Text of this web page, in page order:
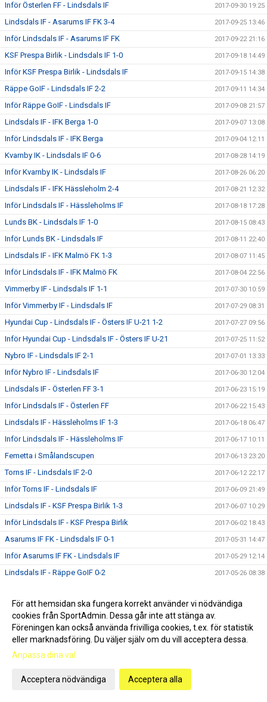
Inför Österlen FF - Lindsdals IF 2017-09-30 19:25
Lindsdals IF - Asarums IF FK 3-4 2017-09-25 13:46
Inför Lindsdals IF - Asarums IF FK 2017-09-22 21:16
KSF Prespa Birlik - Lindsdals IF 1-0 2017-09-18 14:49
Inför KSF Prespa Birlik - Lindsdals IF 2017-09-15 14:38
Räppe GoIF - Lindsdals IF 2-2 2017-09-11 14:34
Inför Räppe GoIF - Lindsdals IF 2017-09-08 21:57
Lindsdals IF - IFK Berga 1-0 2017-09-07 13:08
Inför Lindsdals IF - IFK Berga 2017-09-04 12:11
Kvarnby IK - Lindsdals IF 0-6 2017-08-28 14:19
Inför Kvarnby IK - Lindsdals IF 2017-08-26 06:20
Lindsdals IF - IFK Hässleholm 2-4 2017-08-21 12:32
Inför Lindsdals IF - Hässleholms IF 2017-08-18 17:28
Lunds BK - Lindsdals IF 1-0 2017-08-15 08:43
Inför Lunds BK - Lindsdals IF 2017-08-11 22:40
Lindsdals IF - IFK Malmö FK 1-3 2017-08-07 11:45
Inför Lindsdals IF - IFK Malmö FK 2017-08-04 22:56
Vimmerby IF - Lindsdals IF 1-1 2017-07-30 10:59
Inför Vimmerby IF - Lindsdals IF 2017-07-29 08:31
Hyundai Cup - Lindsdals IF - Östers IF U-21 1-2 2017-07-27 09:56
Inför Hyundai Cup - Lindsdals IF - Östers IF U-21 2017-07-25 11:52
Nybro IF - Lindsdals IF 2-1 2017-07-01 13:33
Inför Nybro IF - Lindsdals IF 2017-06-30 12:04
Lindsdals IF - Österlen FF 3-1 2017-06-23 15:19
Inför Lindsdals IF - Österlen FF 2017-06-22 15:43
Lindsdals IF - Hässleholms IF 1-3 2017-06-18 06:47
Inför Lindsdals IF - Hässleholms IF 2017-06-17 10:11
Femetta i Smålandscupen 2017-06-13 23:20
Torns IF - Lindsdals IF 2-0 2017-06-12 22:17
Inför Torns IF - Lindsdals IF 2017-06-09 21:49
Lindsdals IF - KSF Prespa Birlik 1-3 2017-06-07 10:29
Inför Lindsdals IF - KSF Prespa Birlik 2017-06-02 18:43
Asarums IF FK - Lindsdals IF 0-1 2017-05-31 14:47
Inför Asarums IF FK - Lindsdals IF 2017-05-29 12:14
Lindsdals IF - Räppe GoIF 0-2 2017-05-26 08:38
IFK Berga - Lindsdals IF 2-0 2017-05-23 09:25
Inför IFK Berga - Lindsdals IF 2017-05-19 16:09
Lindsdals IF - Kvarnby IK 5-1 2017-05-15 17:25
Inför Lindsdals IF - Kvarnby IK
Inför IFK Hässleholm - Lindsdals IF
För att hemsidan ska fungera korrekt använder vi nödvändiga
cookies från SportAdmin. Dessa går inte att stänga av.
Föreningen kan också använda frivilliga cookies, t.ex. för statistik
eller marknadsföring. Du väljer själv om du vill acceptera dessa.
Anpassa dina val
Acceptera nödvändiga Acceptera alla